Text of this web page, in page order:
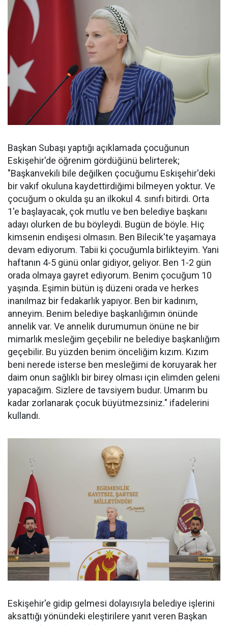
Başkan Subaşı yaptığı açıklamada çocuğunun
Eskişehir'de öğrenim gördüğünü belirterek;
"Başkanvekili bile değilken çocuğumu Eskişehir'deki
bir vakıf okuluna kaydettirdiğimi bilmeyen yoktur. Ve
çocuğum o okulda şu an ilkokul 4. sınıfı bitirdi. Orta
1'e başlayacak, çok mutlu ve ben belediye başkanı
adayı olurken de bu böyleydi. Bugün de böyle. Hiç
kimsenin endişesi olmasın. Ben Bilecik'te yaşamaya
devam ediyorum. Tabii ki çocuğumla birlikteyim. Yani
haftanın 4-5 günü onlar gidiyor, geliyor. Ben 1-2 gün
orada olmaya gayret ediyorum. Benim çocuğum 10
yaşında. Eşimin bütün iş düzeni orada ve herkes
inanılmaz bir fedakarlık yapıyor. Ben bir kadınım,
anneyim. Benim belediye başkanlığımın önünde
annelik var. Ve annelik durumumun önüne ne bir
mimarlık mesleğim geçebilir ne belediye başkanlığım
geçebilir. Bu yüzden benim önceliğim kızım. Kızım
beni nerede isterse ben mesleğimi de koruyarak her
daim onun sağlıklı bir birey olması için elimden geleni
yapacağım. Sizlere de tavsiyem budur. Umarım bu
kadar zorlanarak çocuk büyütmezsiniz." ifadelerini
kullandı.
Eskişehir'e gidip gelmesi dolayısıyla belediye işlerini
aksattığı yönündeki eleştirilere yanıt veren Başkan